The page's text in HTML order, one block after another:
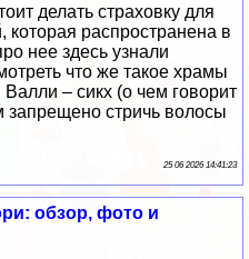
делать страховку для
которая распространена в
нее здесь узнали
что же такое храмы
Валли – сикх (о чем говорит
запрещено стричь волосы
25 06 2026 14:41:23
обзор, фото и